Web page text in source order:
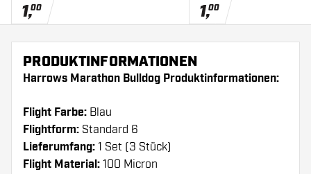
1,00 1,00
PRODUKTINFORMATIONEN
Harrows Marathon Bulldog Produktinformationen:
Flight Farbe: Blau
Flightform: Standard 6
Lieferumfang: 1 Set (3 Stück)
Flight Material: 100 Micron